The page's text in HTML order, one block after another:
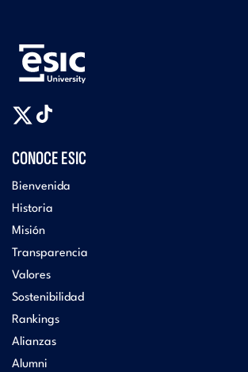
CONOCE ESIC
Bienvenida
Historia
Misión
Transparencia
Valores
Sostenibilidad
Rankings
Alianzas
Alumni